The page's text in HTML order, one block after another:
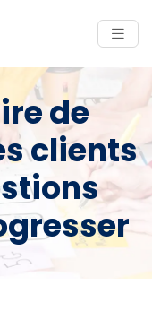
de
clients